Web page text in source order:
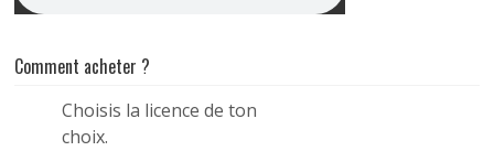
Comment acheter ?
Choisis la licence de ton
choix.